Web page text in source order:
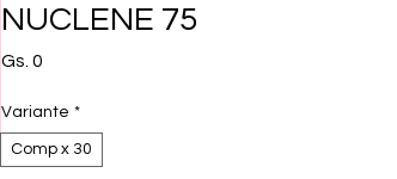
NUCLENE 75
Gs. 0
Variante *
Comp x 30